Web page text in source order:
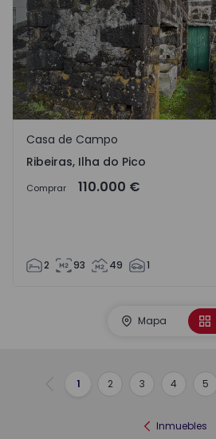
Ribeiras, Ilha do Pico
Casa de Campo
Ribeiras, Ilha do Pico
Comprar 110.000 €
2 93 49 1
Mapa
Anterior
1 2 3 4 5
Inmuebles